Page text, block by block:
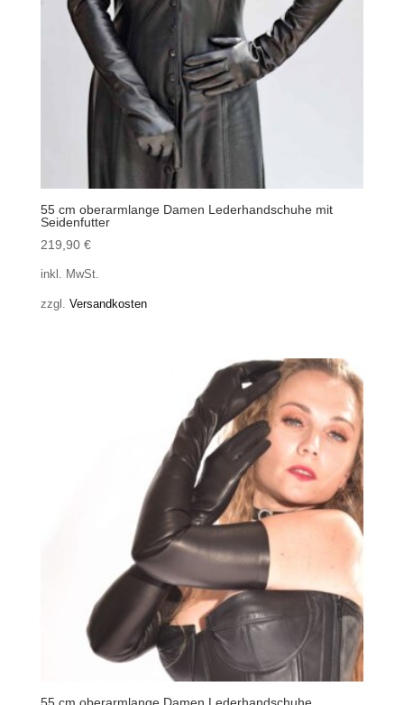
55 cm oberarmlange Damen Lederhandschuhe mit
Seidenfutter
219,90 €
inkl. MwSt.
zzgl. Versandkosten